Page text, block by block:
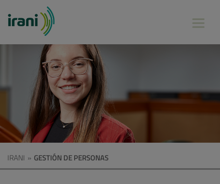
IRANI » GESTIÓN DE PERSONAS